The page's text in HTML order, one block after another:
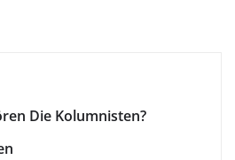
Die Kolumnisten?